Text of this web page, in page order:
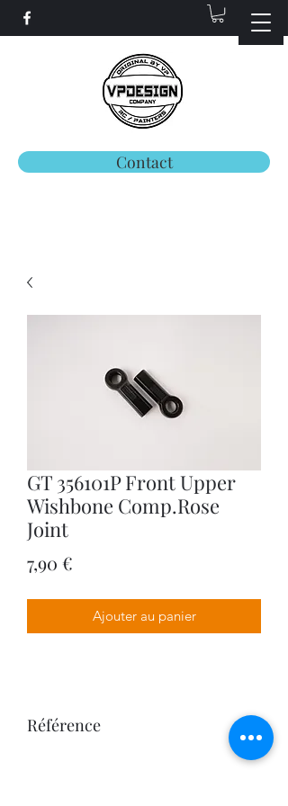
Contact
GT 356101P Front Upper
Wishbone Comp.Rose
Joint
7,90 €
Ajouter au panier
Référence